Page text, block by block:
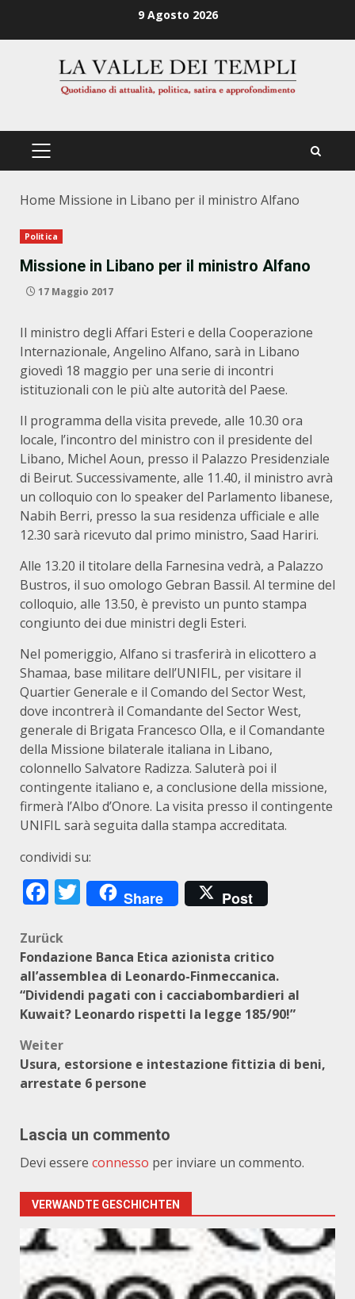
9 Agosto 2026
PRIMÄRES
Home Missione in Libano per il ministro Alfano
Politica
Missione in Libano per il ministro Alfano
17 Maggio 2017
Il ministro degli Affari Esteri e della Cooperazione
Internazionale, Angelino Alfano, sarà in Libano
giovedì 18 maggio per una serie di incontri
istituzionali con le più alte autorità del Paese.
Il programma della visita prevede, alle 10.30 ora
locale, l’incontro del ministro con il presidente del
Libano, Michel Aoun, presso il Palazzo Presidenziale
di Beirut. Successivamente, alle 11.40, il ministro avrà
un colloquio con lo speaker del Parlamento libanese,
Nabih Berri, presso la sua residenza ufficiale e alle
12.30 sarà ricevuto dal primo ministro, Saad Hariri.
Alle 13.20 il titolare della Farnesina vedrà, a Palazzo
Bustros, il suo omologo Gebran Bassil. Al termine del
colloquio, alle 13.50, è previsto un punto stampa
congiunto dei due ministri degli Esteri.
Nel pomeriggio, Alfano si trasferirà in elicottero a
Shamaa, base militare dell’UNIFIL, per visitare il
Quartier Generale e il Comando del Sector West,
dove incontrerà il Comandante del Sector West,
generale di Brigata Francesco Olla, e il Comandante
della Missione bilaterale italiana in Libano,
colonnello Salvatore Radizza. Saluterà poi il
contingente italiano e, a conclusione della missione,
firmerà l’Albo d’Onore. La visita presso il contingente
UNIFIL sarà seguita dalla stampa accreditata.
condividi su:
Facebook
Twitter
Share Post
Beitragsnavigation
Zurück
Fondazione Banca Etica azionista critico
all’assemblea di Leonardo-Finmeccanica.
“Dividendi pagati con i cacciabombardieri al
Kuwait? Leonardo rispetti la legge 185/90!”
Weiter
Usura, estorsione e intestazione fittizia di beni,
arrestate 6 persone
Lascia un commento
Devi essere connesso per inviare un commento.
VERWANDTE GESCHICHTEN